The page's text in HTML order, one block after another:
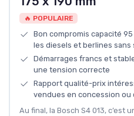
🔥 POPULAIRE
Bon compromis capacité
les diesels et berlines
Démarrages francs et
une tension correcte
Rapport qualité-prix
vendues en concession ou
Au final, la Bosch S4 013, c’est